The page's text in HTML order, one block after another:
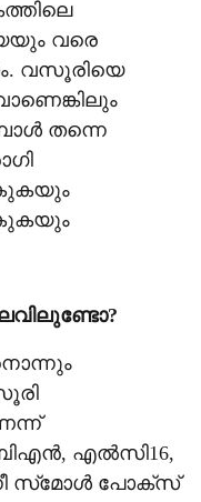
വരെ
വസൂരിയെ
തന്നെ
ബിഎന്‍, എല്‍സി16,
സ്‌മോള്‍ പോക്‌സ്